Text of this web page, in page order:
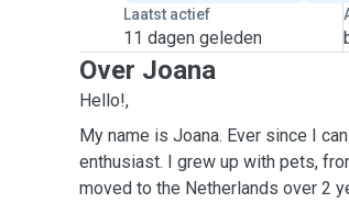
Laatst actief
11 dagen geleden
Over Joana
Hello!,
My name is Joana. Ever since I
enthusiast. I grew up with pets,
moved to the Netherlands over 2